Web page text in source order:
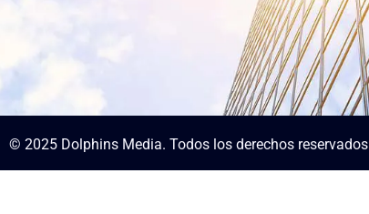
© 2025 Dolphins Media. Todos los derechos reservados